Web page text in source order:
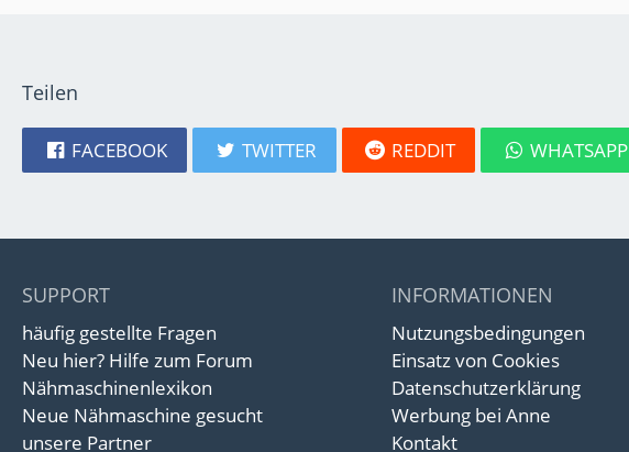
Teilen
FACEBOOK TWITTER REDDIT WHATSAPP
SUPPORT
häufig gestellte Fragen
Neu hier? Hilfe zum Forum
Nähmaschinenlexikon
Neue Nähmaschine gesucht
unsere Partner
INFORMATIONEN
Nutzungsbedingungen
Einsatz von Cookies
Datenschutzerklärung
Werbung bei Anne
Kontakt